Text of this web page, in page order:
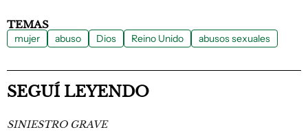
TEMAS
mujer abuso Dios Reino Unido abusos sexuales
SEGUÍ LEYENDO
SINIESTRO GRAVE